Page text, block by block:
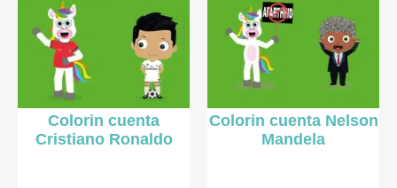
Colorin cuenta
Cristiano Ronaldo
Colorin cuenta Nelson
Mandela